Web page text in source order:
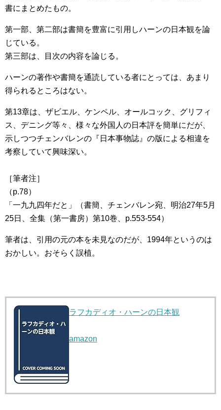
書にまとめたもの。
第一部、第二部は書簡を豊富に引用しハーンの日本観を論
じている。
第三部は、目次の内容を論じる。
ハーンの著作や書簡を通読している者にとっては、あまり
得られるところはない。
第13章は、ザビエル、ケンペル、オールコック、グリフィ
ス、デニング等々、様々な外国人の日本評を簡単にだが、
示しつつチェンバレンの『日本事物誌』の版による相違を
考察していて興味深い。
［筆者注］
（p.78）
「一九九四年だと」（書簡、チェンバレン宛、明治27年5月
25日、全集（第一書房）第10巻、p.553-554）
筆者は、引用の元の本を未見なのだが、1994年というのは
おかしい。おそらく誤植。
ラフカディオ・ハーンの日本観
amazon